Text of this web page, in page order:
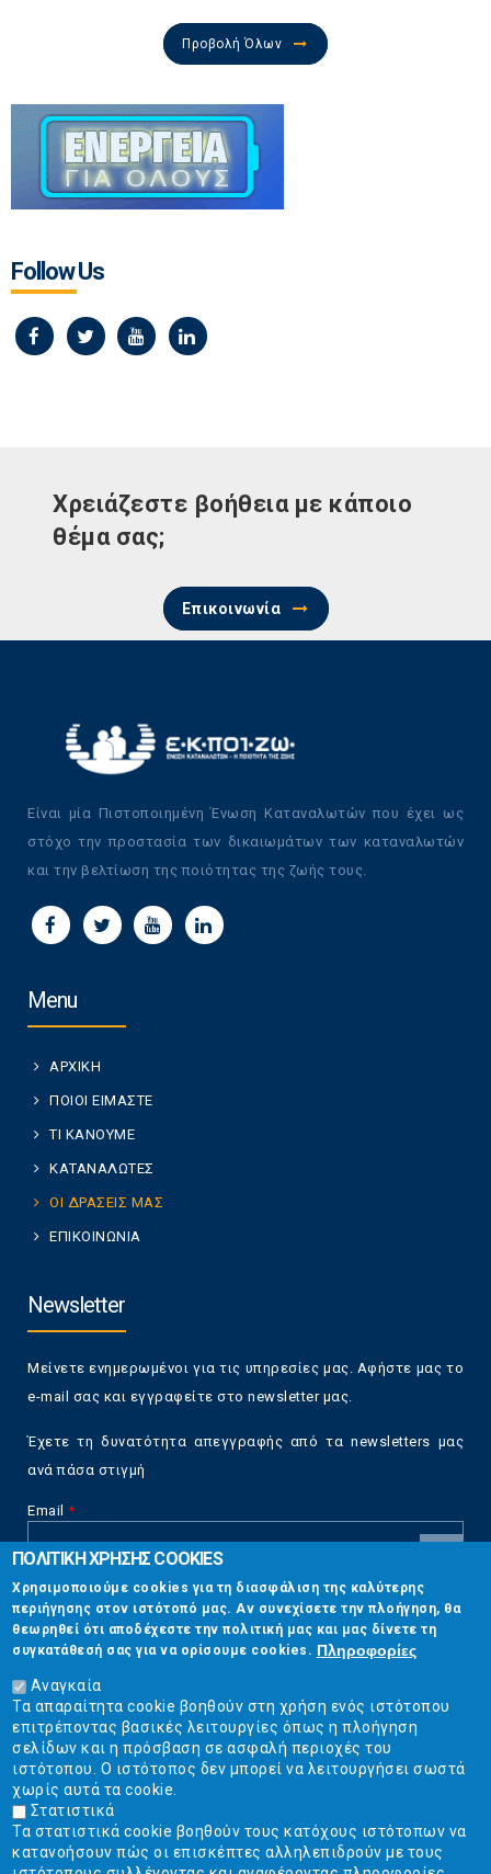
Προβολή Όλων
Follow Us
Χρειάζεστε βοήθεια με κάποιο
θέμα σας;
Επικοινωνία
Είναι μία Πιστοποιημένη Ένωση Καταναλωτών που έχει ως
στόχο την προστασία των δικαιωμάτων των καταναλωτών
και την βελτίωση της ποιότητας της ζωής τους.
Menu
ΑΡΧΙΚΗ
ΠΟΙΟΙ ΕΙΜΑΣΤΕ
ΤΙ ΚΑΝΟΥΜΕ
ΚΑΤΑΝΑΛΩΤΕΣ
ΟΙ ΔΡΑΣΕΙΣ ΜΑΣ
ΕΠΙΚΟΙΝΩΝΙΑ
Newsletter
Μείνετε ενημερωμένοι για τις υπηρεσίες μας. Αφήστε μας το
e-mail σας και εγγραφείτε στο newsletter μας.
Έχετε τη δυνατότητα απεγγραφής από τα newsletters μας
ανά πάσα στιγμή
Email *
CAPTCHA
This
question is
for testing
whether or
not you are a
human visitor
and to
prevent
automated
spam
submissions.
5+2
Επικοινωνία
Στουρνάρη 17, Αθήνα 10683
2103304444
info@ekpizo.gr
www.ekpizo.gr
Δευ - Πεμ:10:00 πμ - 2:00 μμ
Σάβ - Κυρ: Κλειστά
ΠΟΛΙΤΙΚΗ ΧΡΗΣΗΣ COOKIES
Χρησιμοποιούμε cookies για τη διασφάλιση της καλύτερης
περιήγησης στον ιστότοπό μας. Αν συνεχίσετε την πλοήγηση, θα
θεωρηθεί ότι αποδέχεστε την πολιτική μας και μας δίνετε τη
συγκατάθεσή σας για να ορίσουμε cookies. Πληροφορίες
Αναγκαία
Τα απαραίτητα cookie βοηθούν στη χρήση ενός ιστότοπου
επιτρέποντας βασικές λειτουργίες όπως η πλοήγηση
σελίδων και η πρόσβαση σε ασφαλή περιοχές του
ιστότοπου. Ο ιστότοπος δεν μπορεί να λειτουργήσει σωστά
χωρίς αυτά τα cookie.
Στατιστικά
Τα στατιστικά cookie βοηθούν τους κατόχους ιστότοπων να
κατανοήσουν πώς οι επισκέπτες αλληλεπιδρούν με τους